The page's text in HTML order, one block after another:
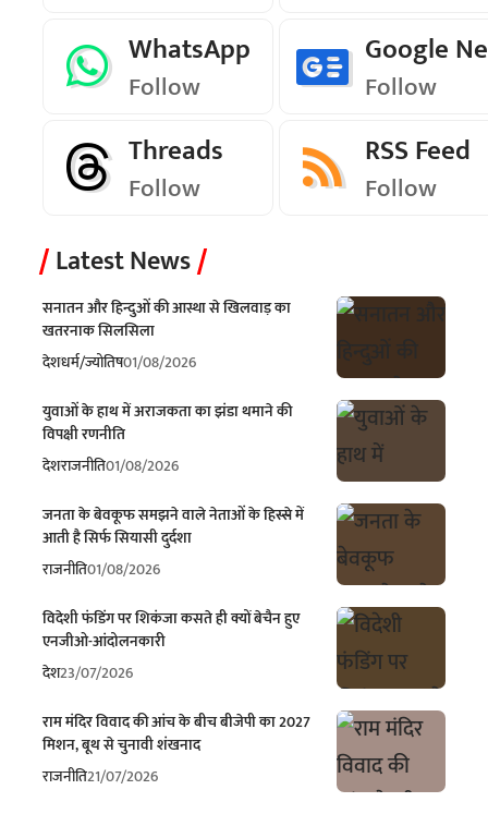
WhatsApp
Follow
Google
Follow
Threads
Follow
RSS Feed
Follow
Latest News
सनातन और हिन्दुओं की आस्था से खिलवाड़ का
खतरनाक सिलसिला
देशधर्म/ज्योतिष01/08/2026
युवाओं के हाथ में अराजकता का झंडा थमाने की
विपक्षी रणनीति
देशराजनीति01/08/2026
जनता के बेवकूफ समझने वाले नेताओं के हिस्से में
आती है सिर्फ सियासी दुर्दशा
राजनीति01/08/2026
विदेशी फंडिंग पर शिकंजा कसते ही क्यों बेचैन हुए
एनजीओ-आंदोलनकारी
देश23/07/2026
राम मंदिर विवाद की आंच के बीच बीजेपी का 2027
मिशन, बूथ से चुनावी शंखनाद
राजनीति21/07/2026